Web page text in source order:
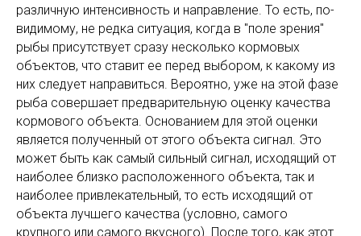
различную интенсивность и направление. То есть, по-
видимому, не редка ситуация, когда в "поле зрения"
рыбы присутствует сразу несколько кормовых
объектов, что ставит ее перед выбором, к какому из
них следует направиться. Вероятно, уже на этой фазе
рыба совершает предварительную оценку качества
кормового объекта. Основанием для этой оценки
является полученный от этого объекта сигнал. Это
может быть как самый сильный сигнал, исходящий от
наиболее близко расположенного объекта, так и
наиболее привлекательный, то есть исходящий от
объекта лучшего качества (условно, самого
крупного или самого вкусного). После того, как этот